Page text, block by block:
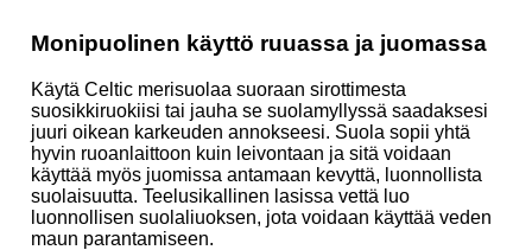
Monipuolinen käyttö ruuassa ja juomassa
Käytä Celtic merisuolaa suoraan sirottimesta
suosikkiruokiisi tai jauha se suolamyllyssä saadaksesi
juuri oikean karkeuden annokseesi. Suola sopii yhtä
hyvin ruoanlaittoon kuin leivontaan ja sitä voidaan
käyttää myös juomissa antamaan kevyttä, luonnollista
suolaisuutta. Teelusikallinen lasissa vettä luo
luonnollisen suolaliuoksen, jota voidaan käyttää veden
maun parantamiseen.